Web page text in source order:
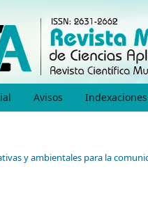
Avisos Indexaciones
y ambientales para la